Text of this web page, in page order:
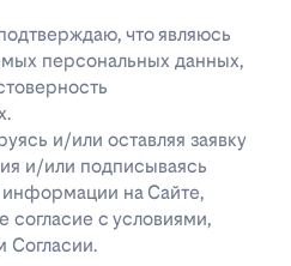
что являюсь
персональных данных,
и/или оставляя заявку
и/или подписываясь
на Сайте,
согласие с условиями,
Согласии.